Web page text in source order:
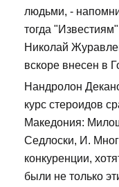
людьми, -
тогда
Николай
вскоре внесен в
Нандролон
курс стероидов
Македония:
Седлоски, И.
конкуренции,
были не только